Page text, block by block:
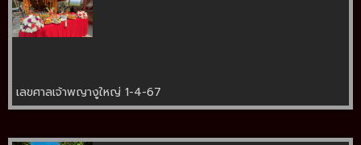
เลขศาลเจ้าพญางูใหญ่ 1-4-67